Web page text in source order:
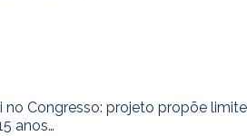
no Congresso: projeto propõe limite
anos…